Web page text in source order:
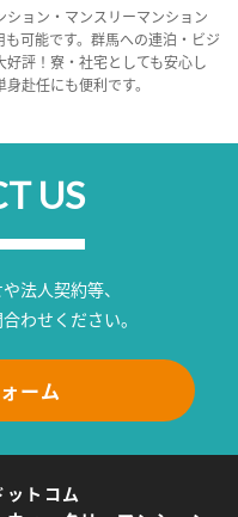
ョン・マンスリーマンション
可能です。群馬への連泊・ビジ
評！寮・社宅としても安心し
赴任にも便利です。
US
法人契約等、
わせください。
ーム
トコム